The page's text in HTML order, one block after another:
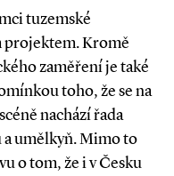
tuzemské
projektem. Kromě
zaměření je také
toho, že se na
nachází řada
umělkyň. Mimo to
o tom, že i v Česku